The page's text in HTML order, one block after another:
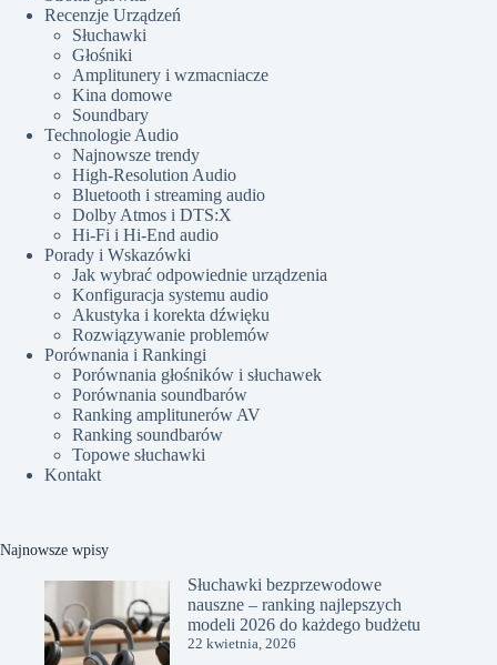
Recenzje Urządzeń
Słuchawki
Głośniki
Amplitunery i wzmacniacze
Kina domowe
Soundbary
Technologie Audio
Najnowsze trendy
High-Resolution Audio
Bluetooth i streaming audio
Dolby Atmos i DTS:X
Hi-Fi i Hi-End audio
Porady i Wskazówki
Jak wybrać odpowiednie urządzenia
Konfiguracja systemu audio
Akustyka i korekta dźwięku
Rozwiązywanie problemów
Porównania i Rankingi
Porównania głośników i słuchawek
Porównania soundbarów
Ranking amplitunerów AV
Ranking soundbarów
Topowe słuchawki
Kontakt
Najnowsze wpisy
Słuchawki bezprzewodowe
nauszne – ranking najlepszych
modeli 2026 do każdego budżetu
22 kwietnia, 2026